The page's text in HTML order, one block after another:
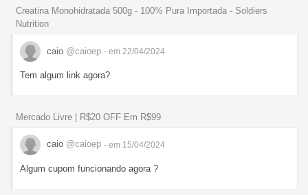
Creatina Monohidratada 500g - 100% Pura Importada - Soldiers
Nutrition
caio @caioep - em 22/04/2024
Tem algum link agora?
Mercado Livre | R$20 OFF Em R$99
caio @caioep - em 15/04/2024
Algum cupom funcionando agora ?